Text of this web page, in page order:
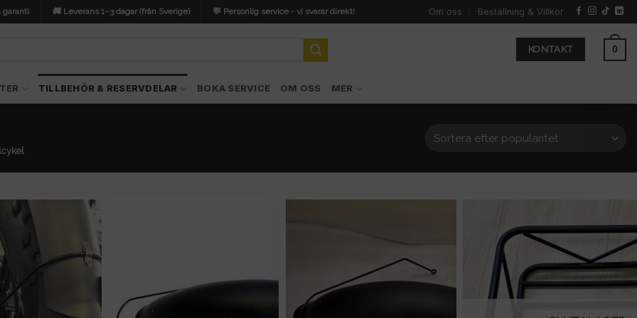
garanti 🚚 Leverans 1–3 dagar (från Sverige) 💬 Personlig service - vi svarar direkt! Om oss Beställning & Villkor
KONTAKT 0
TILLBEHÖR & RESERVDELAR BOKA SERVICE OM OSS MER